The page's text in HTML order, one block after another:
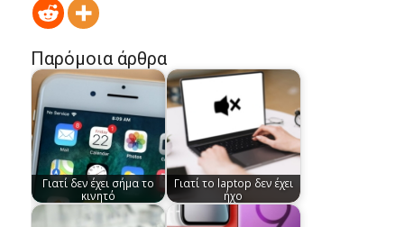
Παρόμοια άρθρα
Γιατί δεν έχει σήμα το
κινητό
Γιατί το laptop δεν έχει
ήχο